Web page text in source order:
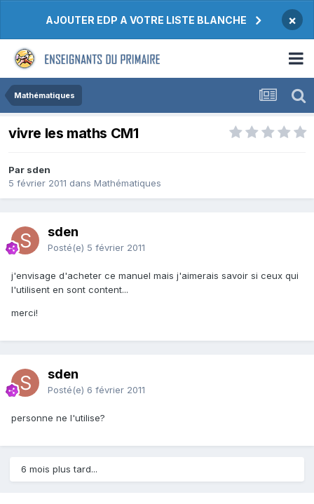
AJOUTER EDP A VOTRE LISTE BLANCHE ×
Mathématiques
vivre les maths CM1
Par sden
5 février 2011 dans Mathématiques
sden
Posté(e) 5 février 2011
j'envisage d'acheter ce manuel mais j'aimerais savoir si ceux qui
l'utilisent en sont content...
merci!
sden
Posté(e) 6 février 2011
personne ne l'utilise?
6 mois plus tard...